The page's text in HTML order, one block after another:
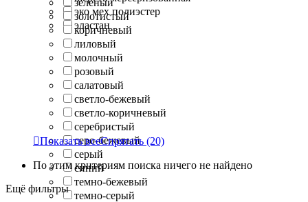
эко мех полиэстер
эластан
золотистый
коричневый
лиловый
молочный
розовый
салатовый
светло-бежевый
светло-коричневый
серебристый
серо-бежевый
серый
синий
темно-бежевый
темно-серый
Показать всеСпрятать (20)
По этим критериям поиска ничего не найдено
Ещё фильтры